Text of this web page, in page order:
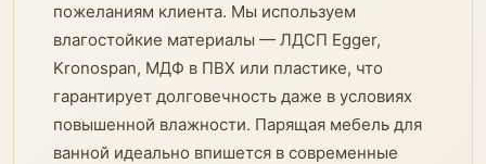
пожеланиям клиента. Мы используем
влагостойкие материалы — ЛДСП Egger,
Kronospan, МДФ в ПВХ или пластике, что
гарантирует долговечность даже в условиях
повышенной влажности. Парящая мебель для
ванной идеально впишется в современные